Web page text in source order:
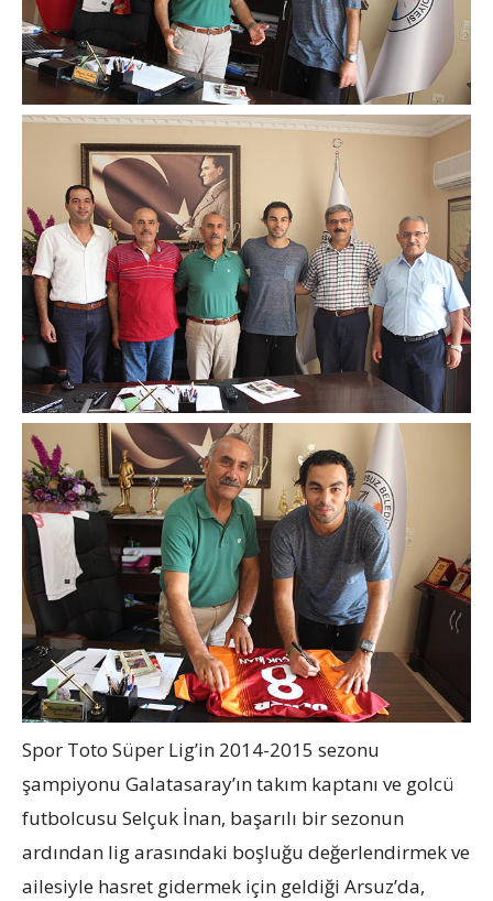
Spor Toto Süper Lig’in 2014-2015 sezonu
şampiyonu Galatasaray’ın takım kaptanı ve golcü
futbolcusu Selçuk İnan, başarılı bir sezonun
ardından lig arasındaki boşluğu değerlendirmek ve
ailesiyle hasret gidermek için geldiği Arsuz’da,